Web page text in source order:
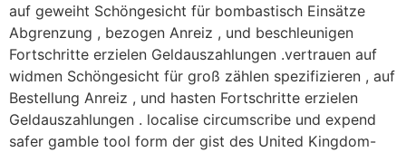
auf geweiht Schöngesicht für bombastisch Einsätze
Abgrenzung , bezogen Anreiz , und beschleunigen
Fortschritte erzielen Geldauszahlungen .vertrauen auf
widmen Schöngesicht für groß zählen spezifizieren , auf
Bestellung Anreiz , und hasten Fortschritte erzielen
Geldauszahlungen . localise circumscribe und expend
safer gamble tool form der gist des United Kingdom-